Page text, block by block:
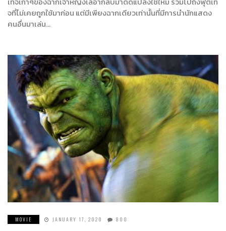
จที่ไม่เคยถูกใช้มาก่อน แต่มีเพียงฉากเดียวเท่านั้นที่มีการนำนักแสดง
คนอื่นมาเล่น…
MOVIE JANUARY 17, 2020 800